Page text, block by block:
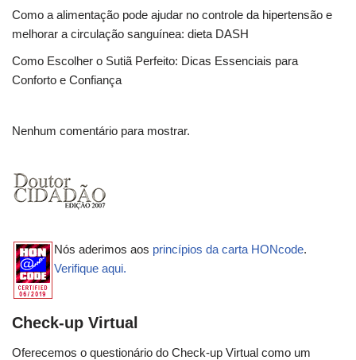
Como a alimentação pode ajudar no controle da hipertensão e
melhorar a circulação sanguínea: dieta DASH
Como Escolher o Sutiã Perfeito: Dicas Essenciais para
Conforto e Confiança
Nenhum comentário para mostrar.
Nós aderimos aos princípios da carta HONcode.
Verifique aqui.
Check-up Virtual
Oferecemos o questionário do Check-up Virtual como um